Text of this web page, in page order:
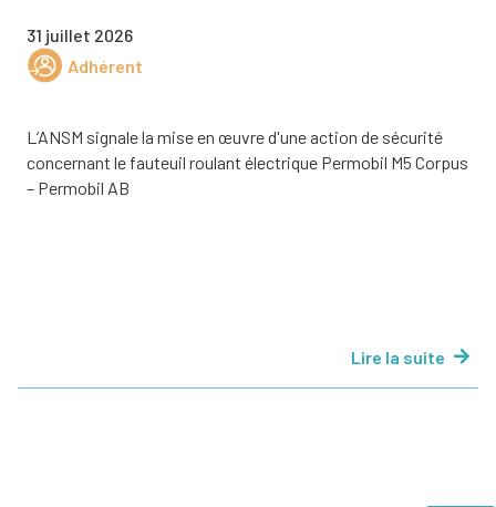
31 juillet 2026
Adhérent
L’ANSM signale la mise en œuvre d'une action de sécurité
concernant le fauteuil roulant électrique Permobil M5 Corpus
– Permobil AB
Lire la suite